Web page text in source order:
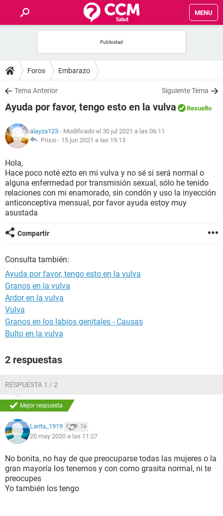
MENU
FOROS
SALUD
FAMILIA
NUTRICIÓN
BIENESTAR
SEXUALIDAD
GLOSARIO
Foros Embarazo
Tema Anterior Siguiente Tema
Ayuda por favor, tengo esto en la vulva Resuelto
alayza123 - Modificado el 30 jul 2021 a las 06:11
Prisxi - 15 jun 2021 a las 19:13
Hola,
Hace poco noté ezto en mi vulva y no sé si será normal o
alguna enfermedad por transmisión sexual, sólo he tenido
relaciones con mi enamorado, sin condón y uso la inyección
anticonceptiva mensual, por favor ayuda estoy muy
asustada
Compartir
Consulta también:
Ayuda por favor, tengo esto en la vulva
Granos en la vulva
Ardor en la vulva
Vulva
Granos en los labios genitales - Causas
Bulto en la vulva
2 respuestas
RESPUESTA 1 / 2
Mejor respuesta
Larita_1919 74
20 may 2020 a las 11:27
No bonita, no hay de que preocuparse todas las mujeres o la
gran mayoría los tenemos y con como grasita normal, ni te
preocupes
Yo también los tengo